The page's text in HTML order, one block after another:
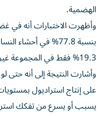
الهضمية.
وأظهرت الاختبارات أنه في
بنسبة 77.8% في
19.3% فقط في المجموعة غير المصابة بالاكتئاب.
وأشارت النتيجة إلى أنه حتى
على إنتاج استراديول
يسبب أو يسرع من تفكك